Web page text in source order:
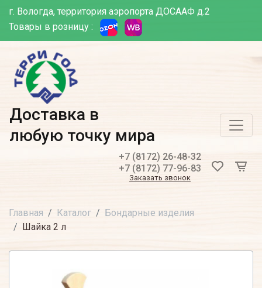
г. Вологда, территория аэропорта ДОСААФ д.2
Товары в розницу :
Доставка в
любую точку мира
+7 (8172) 26-48-32
+7 (8172) 77-96-83
Заказать звонок
Главная Каталог
Бондарные изделия
Шайка 2 л